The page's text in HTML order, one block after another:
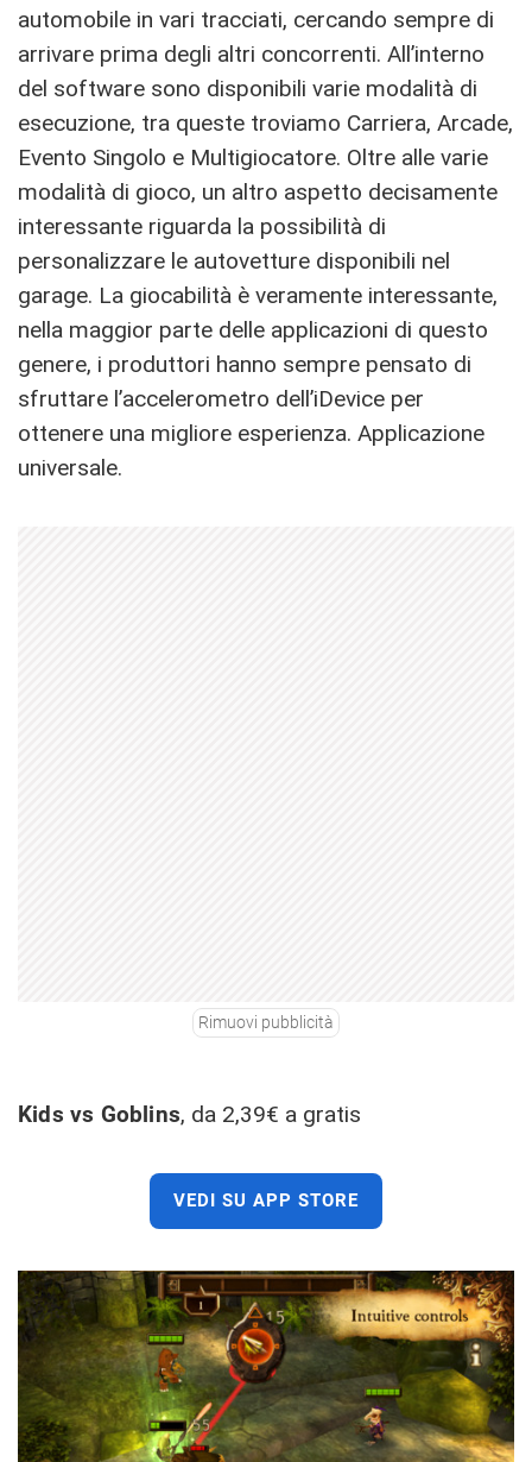
automobile in vari tracciati, cercando sempre di
arrivare prima degli altri concorrenti. All’interno
del software sono disponibili varie modalità di
esecuzione, tra queste troviamo Carriera, Arcade,
Evento Singolo e Multigiocatore. Oltre alle varie
modalità di gioco, un altro aspetto decisamente
interessante riguarda la possibilità di
personalizzare le autovetture disponibili nel
garage. La giocabilità è veramente interessante,
nella maggior parte delle applicazioni di questo
genere, i produttori hanno sempre pensato di
sfruttare l’accelerometro dell’iDevice per
ottenere una migliore esperienza. Applicazione
universale.
Rimuovi pubblicità
Kids vs Goblins, da 2,39€ a gratis
VEDI SU APP STORE